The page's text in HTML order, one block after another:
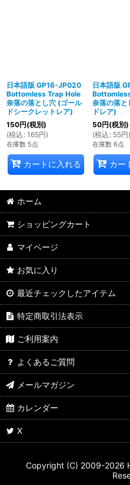
日本語版 GP16-JP020
Bottomless Trap Hole
奈落の落とし穴 (ゴール
ドシークレットレア)
150円(税別)
(税込 : 165円)
在庫数 5点
カートに入れる
日本語版
奈落の落と
ドレア)
50円(税別)
(税込 : 55円)
在庫数 6点
カー
ホーム
ショッピングカート
マイページ
お気に入り
最近チェックしたアイテム
特定商取引法表示
ご利用案内
よくあるご質問
メールマガジン
カレンダー
X
Copyright (C) 2009-2026